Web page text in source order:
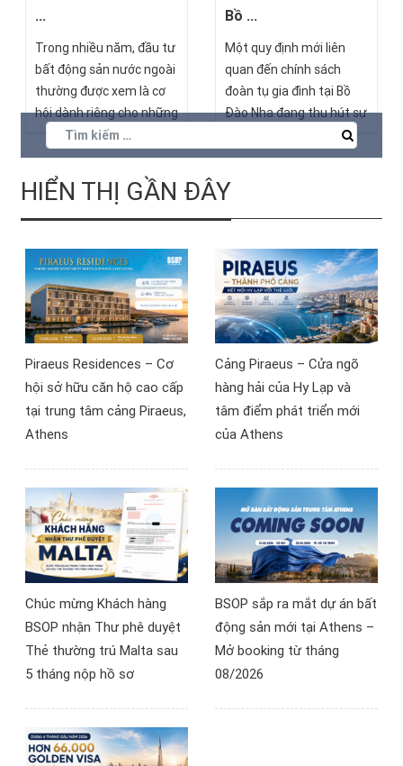
...
Trong nhiều năm, đầu tư
bất động sản nước ngoài
thường được xem là cơ
hội dành riêng cho những
nhà đầu tư sở hữu nguồn
vốn lớn và kinh nghiệm
quốc tế. Tuy nhiên, sau
khi tham dự sự kiện “Đầu
tư bất động sản Síp – Tài
EUR, quyền cư trú toàn
cầu” do BSOP tổ chức tại
Hà Nội ngày 11/7/2026,
nhiều nhà đầu tư đã có
tiếp cận thị trường bất
động sản châu Âu.
Bồ ...
Một quy định mới liên
quan đến chính sách
đoàn tụ gia đình tại Bồ
Đào Nha đang thu hút sự
quan tâm của nhiều nhà
đầu tư quốc tế, đặc biệt
châu Âu.
HIỂN THỊ GẦN ĐÂY
Piraeus Residences – Cơ
hội sở hữu căn hộ cao cấp
tại trung tâm cảng Piraeus,
Athens
Cảng Piraeus – Cửa ngõ
hàng hải của Hy Lạp và
tâm điểm phát triển mới
của Athens
Chúc mừng Khách hàng
BSOP nhận Thư phê duyệt
Thẻ thường trú Malta sau
5 tháng nộp hồ sơ
BSOP sắp ra mắt dự án bất
động sản mới tại Athens –
Mở booking từ tháng
08/2026